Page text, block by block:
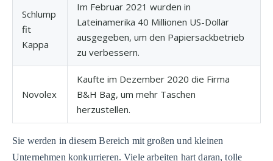
Schlump
fit
Kappa
Im Februar 2021 wurden in
Lateinamerika 40 Millionen US-Dollar
ausgegeben, um den Papiersackbetrieb
zu verbessern.
Novolex
Kaufte im Dezember 2020 die Firma
B&H Bag, um mehr Taschen
herzustellen.
Sie werden in diesem Bereich mit großen und kleinen
Unternehmen konkurrieren. Viele arbeiten hart daran, tolle